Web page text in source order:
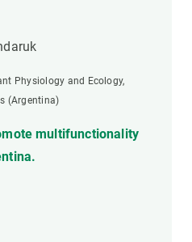
Physiology and Ecology,
(Argentina)
multifunctionality